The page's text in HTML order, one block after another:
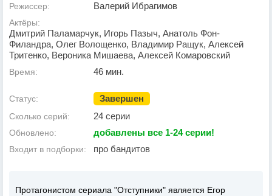
Режиссер: Валерий Ибрагимов
Актёры:
Дмитрий Паламарчук, Игорь Пазыч, Анатоль Фон-
Филандра, Олег Волощенко, Владимир Ращук, Алексей
Тритенко, Вероника Мишаева, Алексей Комаровский
Время: 46 мин.
Статус: Завершен
Сколько серий: 24 серии
Обновлено: добавлены все 1-24 серии!
Входит в подборки: про бандитов
Протагонистом сериала "Отступники" является Егор